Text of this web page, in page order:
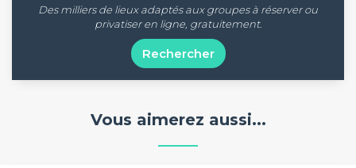
Des milliers de lieux adaptés aux groupes à réserver ou
privatiser en ligne, gratuitement.
Rechercher
Vous aimerez aussi...